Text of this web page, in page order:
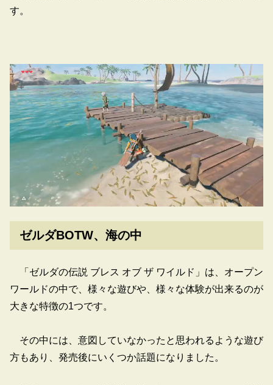
す。
ゼルダBOTW、海の中
「ゼルダの伝説 ブレス オブ ザ ワイルド」は、オープン
ワールドの中で、様々な遊びや、様々な体験が出来るのが
大きな特徴の1つです。
その中には、意図していなかったと思われるような遊び
方もあり、発売後にいくつか話題になりました。